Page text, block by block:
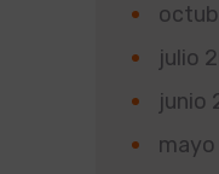
julio
junio
mayo